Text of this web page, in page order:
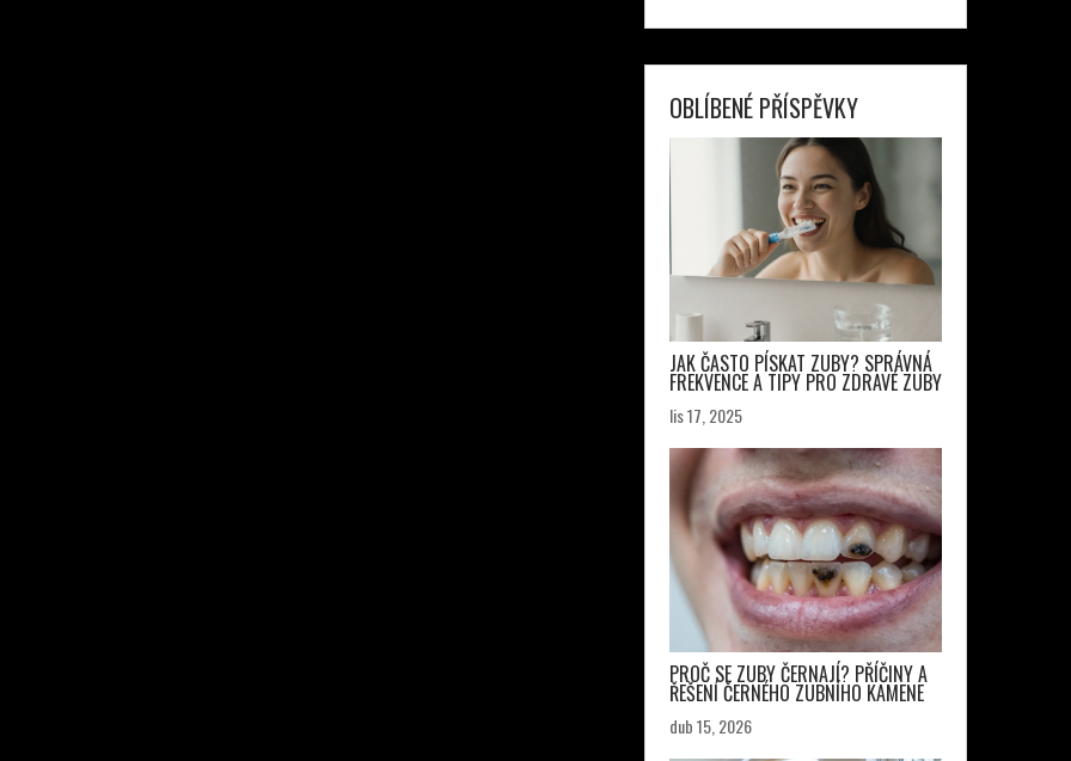
OBLÍBENÉ PŘÍSPĚVKY
JAK ČASTO PÍSKAT ZUBY? SPRÁVNÁ
FREKVENCE A TIPY PRO ZDRAVÉ ZUBY
lis 17, 2025
PROČ SE ZUBY ČERNAJÍ? PŘÍČINY A
ŘEŠENÍ ČERNÉHO ZUBNÍHO KAMENE
dub 15, 2026